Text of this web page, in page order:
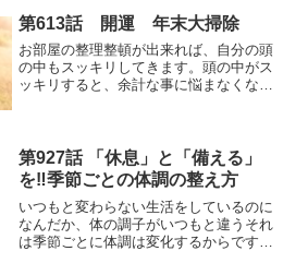
も、自分には無理。この「でも」の部
分。「でも」を無くしていくには？
第613話 開運 年末大掃除
お部屋の整理整頓が出来れば、自分の頭
の中もスッキリしてきます。頭の中がス
ッキリすると、余計な事に悩まなくなり
第927話 「休息」と「備える」
を‼季節ごとの体調の整え方
いつもと変わらない生活をしているのに
なんだか、体の調子がいつもと違うそれ
は季節ごとに体調は変化するからです